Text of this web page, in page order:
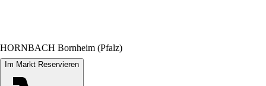
HORNBACH Bornheim (Pfalz)
Im Markt Reservieren